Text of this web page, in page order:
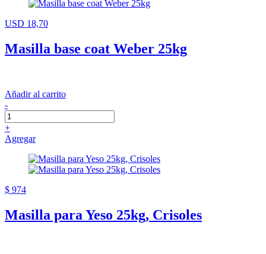
USD 18,70
Masilla base coat Weber 25kg
Añadir al carrito
-
+
Agregar
$ 974
Masilla para Yeso 25kg, Crisoles